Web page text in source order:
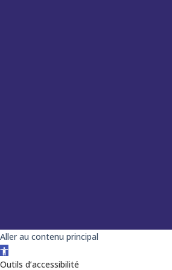
Aller au contenu principal
Ouvrir la barre d’outils
Outils d’accessibilité